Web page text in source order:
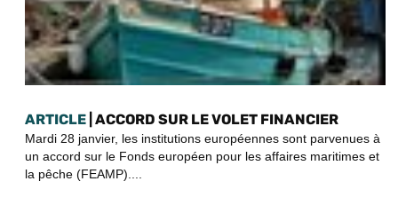
ARTICLE | ACCORD SUR LE VOLET FINANCIER
Mardi 28 janvier, les institutions européennes sont parvenues à
un accord sur le Fonds européen pour les affaires maritimes et
la pêche (FEAMP)....